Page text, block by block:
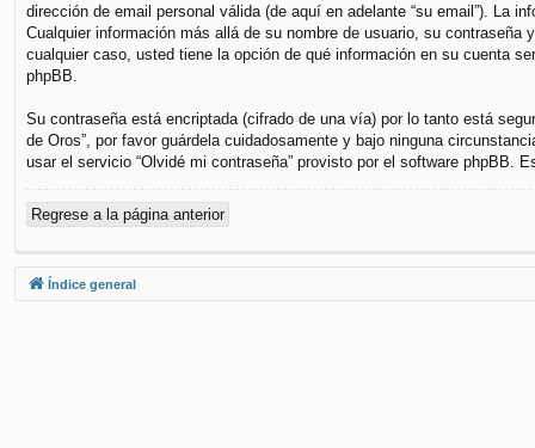
dirección de email personal válida (de aquí en adelante “su email”). La
Cualquier información más allá de su nombre de usuario, su contraseña
cualquier caso, usted tiene la opción de qué información en su cuenta
phpBB.
Su contraseña está encriptada (cifrado de una vía) por lo tanto está
de Oros”, por favor guárdela cuidadosamente y bajo ninguna
usar el servicio “Olvidé mi contraseña” provisto por el software phpBB.
Regrese a la página anterior
Índice general